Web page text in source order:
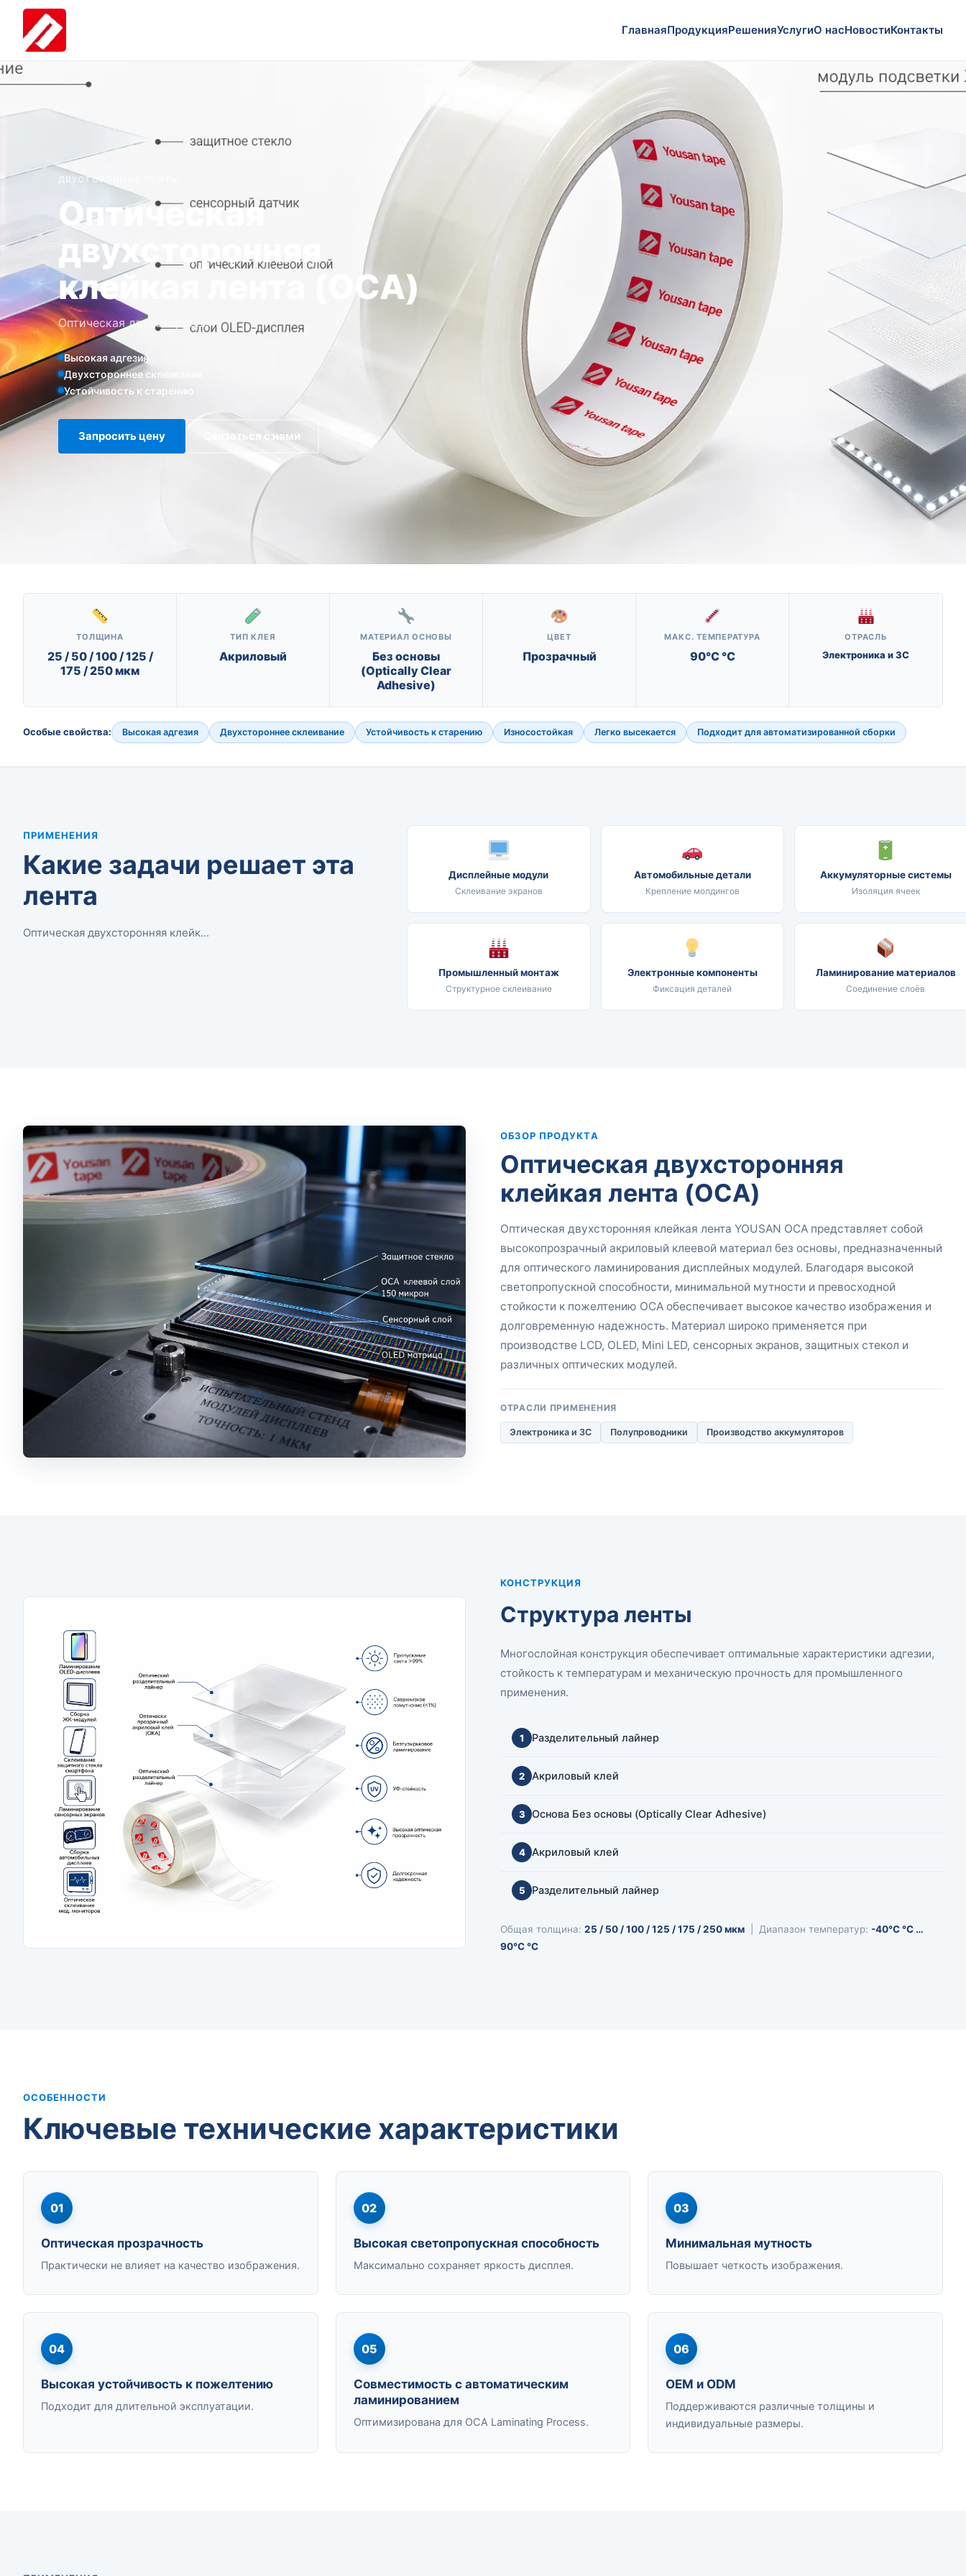
ГлавнаяПродукцияРешенияУслугиО насНовостиКонтакты
ДВУСТОРОННИЕ ЛЕНТЫ
Оптическая
двухсторонняя
клейкая лента (OCA)
Оптическая двухсторонняя...
Высокая адгезия
Двухстороннее склеивание
Устойчивость к старению
Запросить цену Связаться с нами
ТОЛЩИНА
25 / 50 / 100 / 125 /
175 / 250 мкм
ТИП КЛЕЯ
Акриловый
МАТЕРИАЛ ОСНОВЫ
Без основы
(Optically Clear
Adhesive)
ЦВЕТ
Прозрачный
МАКС. ТЕМПЕРАТУРА
90°C °C
ОТРАСЛЬ
Электроника и 3C
Особые свойства: Высокая адгезия Двухстороннее склеивание Устойчивость к старению Износостойкая Легко высекается Подходит для автоматизированной сборки
ПРИМЕНЕНИЯ
Какие задачи решает эта
лента
Оптическая двухсторонняя клейк...
Дисплейные модули
Склеивание экранов
Автомобильные детали
Крепление молдингов
Аккумуляторные системы
Изоляция ячеек
Промышленный монтаж
Структурное склеивание
Электронные компоненты
Фиксация деталей
Ламинирование материалов
Соединение слоёв
ОБЗОР ПРОДУКТА
Оптическая двухсторонняя
клейкая лента (OCA)
Оптическая двухсторонняя клейкая лента YOUSAN OCA представляет собой
высокопрозрачный акриловый клеевой материал без основы, предназначенный
для оптического ламинирования дисплейных модулей. Благодаря высокой
светопропускной способности, минимальной мутности и превосходной
стойкости к пожелтению OCA обеспечивает высокое качество изображения и
долговременную надежность. Материал широко применяется при
производстве LCD, OLED, Mini LED, сенсорных экранов, защитных стекол и
различных оптических модулей.
ОТРАСЛИ ПРИМЕНЕНИЯ
Электроника и 3C Полупроводники Производство аккумуляторов
КОНСТРУКЦИЯ
Структура ленты
Многослойная конструкция обеспечивает оптимальные характеристики адгезии,
стойкость к температурам и механическую прочность для промышленного
применения.
1 Разделительный лайнер
2 Акриловый клей
3 Основа Без основы (Optically Clear Adhesive)
4 Акриловый клей
5 Разделительный лайнер
Общая толщина: 25 / 50 / 100 / 125 / 175 / 250 мкм | Диапазон температур: -40°C °C …
90°C °C
ОСОБЕННОСТИ
Ключевые технические характеристики
01
Оптическая прозрачность
Практически не влияет на качество изображения.
02
Высокая светопропускная способность
Максимально сохраняет яркость дисплея.
03
Минимальная мутность
Повышает четкость изображения.
04
Высокая устойчивость к пожелтению
Подходит для длительной эксплуатации.
05
Совместимость с автоматическим
ламинированием
Оптимизирована для OCA Laminating Process.
06
OEM и ODM
Поддерживаются различные толщины и
индивидуальные размеры.